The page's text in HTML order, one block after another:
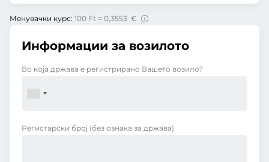
Менувачки курс: 100 Ft = 0,3553 €
Информации за возилото
Во која држава е регистрирано Вашето возило?
Регистарски број (без ознака за држава)